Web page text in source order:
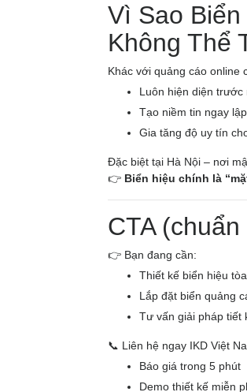
Vì Sao Biển
Không Thể
Khác với quảng cáo online
Luôn hiện diện trước
Tạo niềm tin ngay
Gia tăng độ uy tín
Đặc biệt tại Hà Nội – nơi
👉 Biển hiệu chính là
CTA
👉 Bạn đang cần:
Thiết kế biển hiệu
Lắp đặt biển quảng
Tư vấn giải pháp tiết
📞 Liên hệ ngay IKD Việt
Báo giá trong 5 phút
Demo thiết kế miễn